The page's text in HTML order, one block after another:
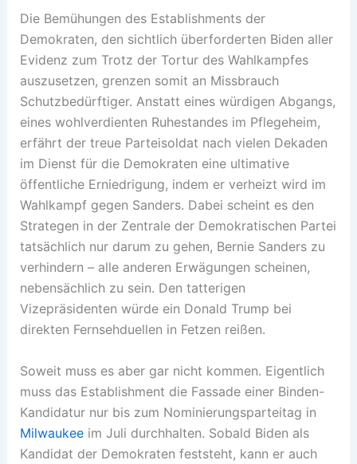
Die Bemühungen des Establishments der
Demokraten, den sichtlich überforderten Biden aller
Evidenz zum Trotz der Tortur des Wahlkampfes
auszusetzen, grenzen somit an Missbrauch
Schutzbedürftiger. Anstatt eines würdigen Abgangs,
eines wohlverdienten Ruhestandes im Pflegeheim,
erfährt der treue Parteisoldat nach vielen Dekaden
im Dienst für die Demokraten eine ultimative
öffentliche Erniedrigung, indem er verheizt wird im
Wahlkampf gegen Sanders. Dabei scheint es den
Strategen in der Zentrale der Demokratischen Partei
tatsächlich nur darum zu gehen, Bernie Sanders zu
verhindern – alle anderen Erwägungen scheinen,
nebensächlich zu sein. Den tatterigen
Vizepräsidenten würde ein Donald Trump bei
direkten Fernsehduellen in Fetzen reißen.
Soweit muss es aber gar nicht kommen. Eigentlich
muss das Establishment die Fassade einer Binden-
Kandidatur nur bis zum Nominierungsparteitag in
Milwaukeeim Juli durchhalten. Sobald Biden als
Kandidat der Demokraten feststeht, kann er auch